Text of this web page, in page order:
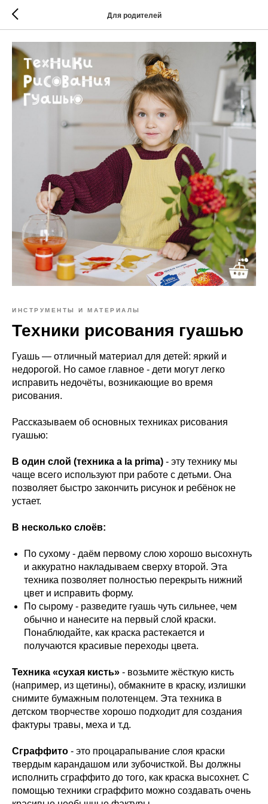
Для родителей
ИНСТРУМЕНТЫ И МАТЕРИАЛЫ
Техники рисования гуашью
Гуашь — отличный материал для детей: яркий и
недорогой. Но самое главное - дети могут легко
исправить недочёты, возникающие во время
рисования.
Рассказываем об основных техниках рисования
гуашью:
В один слой (техника a la prima) - эту технику мы
чаще всего используют при работе с детьми. Она
позволяет быстро закончить рисунок и ребёнок не
устает.
В несколько слоёв:
По сухому - даём первому слою хорошо высохнуть
и аккуратно накладываем сверху второй. Эта
техника позволяет полностью перекрыть нижний
цвет и исправить форму.
По сырому - разведите гуашь чуть сильнее, чем
обычно и нанесите на первый слой краски.
Понаблюдайте, как краска растекается и
получаются красивые переходы цвета.
Техника «сухая кисть» - возьмите жёсткую кисть
(например, из щетины), обмакните в краску, излишки
снимите бумажным полотенцем. Эта техника в
детском творчестве хорошо подходит для создания
фактуры травы, меха и т.д.
Сграффито - это процарапывание слоя краски
твердым карандашом или зубочисткой. Вы должны
исполнить сграффито до того, как краска высохнет. С
помощью техники сграффито можно создавать очень